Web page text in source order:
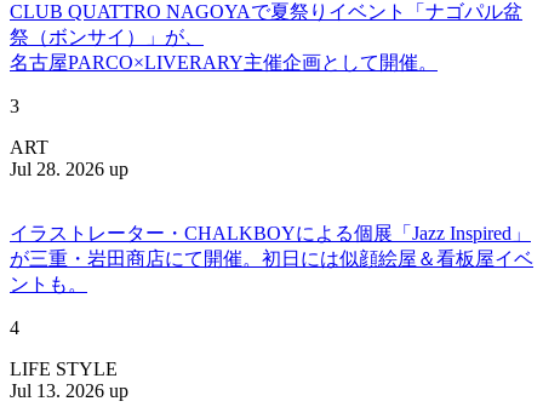
CLUB QUATTRO NAGOYAで夏祭りイベント「ナゴパル盆
祭（ボンサイ）」が、
名古屋PARCO×LIVERARY主催企画として開催。
3
ART
Jul 28. 2026 up
イラストレーター・CHALKBOYによる個展「Jazz Inspired」
が三重・岩田商店にて開催。初日には似顔絵屋＆看板屋イベ
ントも。
4
LIFE STYLE
Jul 13. 2026 up